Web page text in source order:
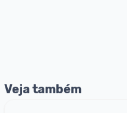
Veja também